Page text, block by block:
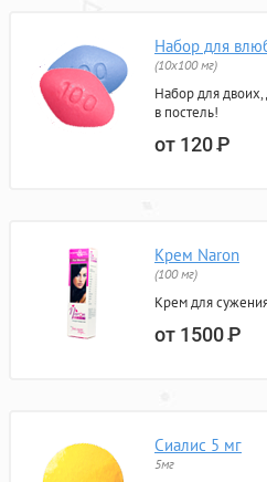
Набор для
(10х100 мг)
Набор для двоих,
в постель!
от 120Р
Крем Naron
(100 мг)
Крем для
от 1500Р
Сиалис 5 мг
5мг